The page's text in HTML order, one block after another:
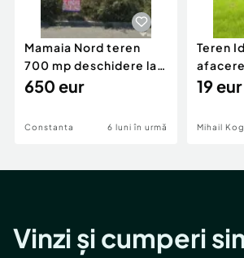
Mamaia Nord teren
700 mp deschidere la
D24 si D25
650 eur
Constanta 6 luni în urmă
Teren
19 eur
Mihail
Vinzi și cumperi